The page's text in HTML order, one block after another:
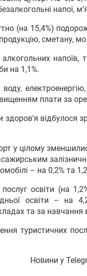
напої,
(на 15,4%)
сметану,
напоїв,
на 1,1%.
плати за
здоров’я відбулося
у цілому
– на 0,2% та
освіти (на
освіти – на
та за навчання
туристичних
Новини у